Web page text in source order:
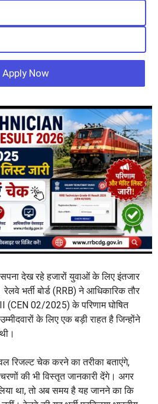
Apply Now
देख रहे हजारों युवाओं के लिए इंतजार
भर्ती बोर्ड (RRB) ने आधिकारिक तौर
(CEN 02/2025) के परिणाम घोषित
के लिए एक बड़ी राहत है जिन्होंने
चेक करने का तरीका बताएंगे,
की भी विस्तृत जानकारी देंगे। अगर
था, तो अब समय है यह जानने का कि